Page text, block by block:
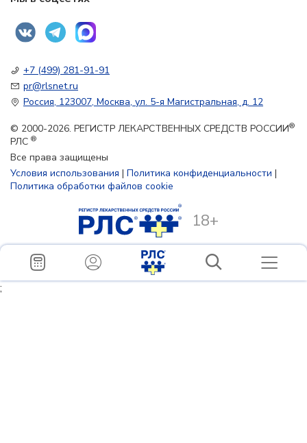
+7 (499) 281-91-91
pr@rlsnet.ru
Россия, 123007, Москва, ул. 5-я Магистральная, д. 12
© 2000-2026. РЕГИСТР ЛЕКАРСТВЕННЫХ СРЕДСТВ РОССИИ®
РЛС ®
Все права защищены
Условия использования | Политика конфиденциальности |
Политика обработки файлов cookie
18+
;